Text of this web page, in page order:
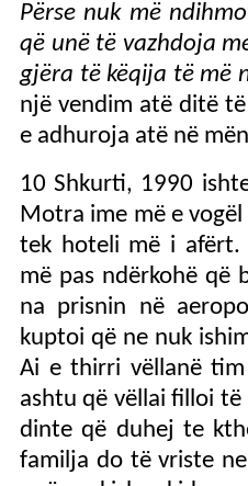
Përse nuk më
që unë të vazhdoja
gjëra të këqija të më
një vendim atë ditë
e adhuroja atë në
10 Shkurti, 1990
Motra ime më e
tek hoteli më i afërt.
më pas ndërkohë që
na prisnin në
kuptoi që ne nuk
Ai e thirri vëllanë
ashtu që vëllai filloi
dinte që duhej te
familja do të vriste